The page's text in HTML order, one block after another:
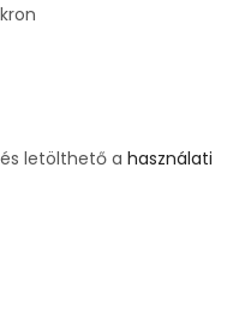
letölthető a használati